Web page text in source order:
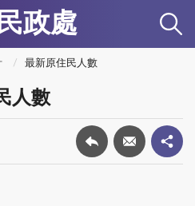
民政處
最新原住民人數
人數